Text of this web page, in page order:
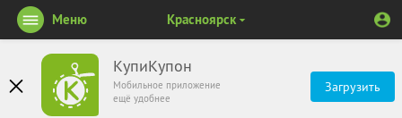
КупиКупон
Мобильное приложение
ещё удобнее
Загрузить
Меню Красноярск